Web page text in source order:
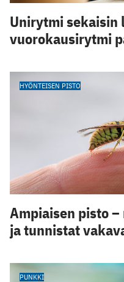
Unirytmi sekaisin
vuorokausirytmi
HYÖNTEISEN PISTO
Ampiaisen pisto
ja tunnistat
PUNKKI